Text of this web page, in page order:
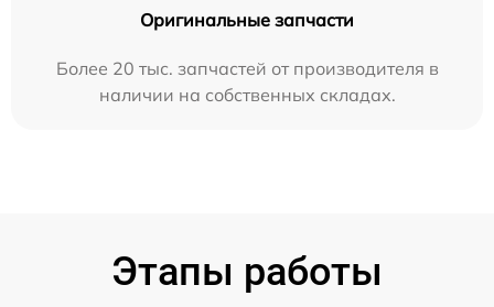
Оригинальные запчасти
Более 20 тыс. запчастей от производителя в
наличии на собственных складах.
Этапы работы